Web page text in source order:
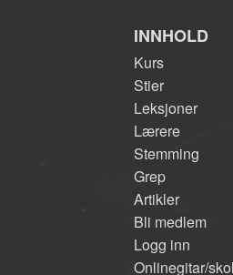
INNHOLD
Kurs
Stier
Leksjoner
Lærere
Stemming
Grep
Artikler
Bli medlem
Logg inn
Onlinegitar/